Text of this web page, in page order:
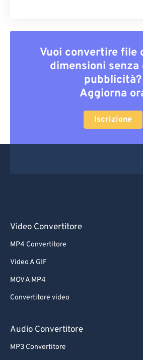
Vuoi convertire file
dimensioni senza
pubblicità?
Aggiorna
Iscrizione
Video Convertitore
MP4 Convertitore
Video A GIF
MOV A MP4
Convertitore video
Audio Convertitore
MP3 Convertitore